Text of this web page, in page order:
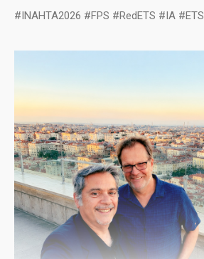
#INAHTA2026 #FPS #RedETS #IA #ETS